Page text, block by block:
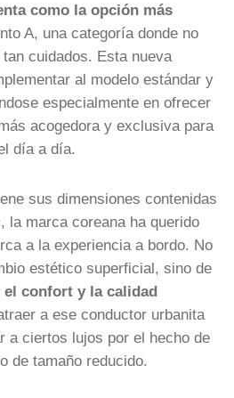
como la opción más
A, una categoría donde no
cuidados. Esta nueva
al modelo estándar y
especialmente en ofrecer
acogedora y exclusiva para
día a día.
sus dimensiones contenidas
la marca coreana ha querido
a la experiencia a bordo. No
estético superficial, sino de
el confort y la calidad
a ese conductor urbanita
a ciertos lujos por el hecho de
de tamaño reducido.